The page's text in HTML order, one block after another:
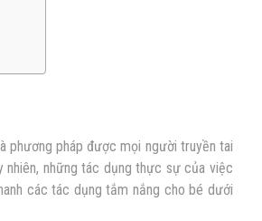
phương pháp được mọi người truyền tai
nhiên, những tác dụng thực sự của việc
các tác dụng tắm nắng cho bé dưới